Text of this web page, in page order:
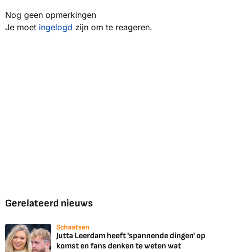
Nog geen opmerkingen
Je moet ingelogd zijn om te reageren.
Gerelateerd nieuws
Schaatsen
Jutta Leerdam heeft 'spannende dingen' op
komst en fans denken te weten wat